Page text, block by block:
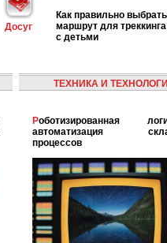
Досуг
Как правильно выбрать
маршрут для треккинга
с детьми
ТЕХНИКА И
Роботизированная логистика:
автоматизация
процессов